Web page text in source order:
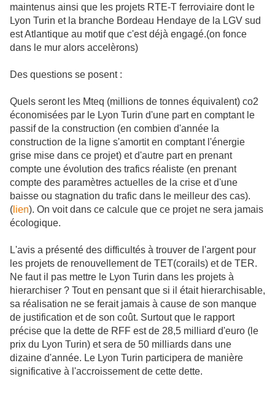
maintenus ainsi que les projets RTE-T ferroviaire dont le
Lyon Turin et la branche Bordeau Hendaye de la LGV sud
est Atlantique au motif que c'est déjà engagé.(on fonce
dans le mur alors accelèrons)
Des questions se posent :
Quels seront les Mteq (millions de tonnes équivalent) co2
économisées par le Lyon Turin d'une part en comptant le
passif de la construction (en combien d'année la
construction de la ligne s'amortit en comptant l'énergie
grise mise dans ce projet) et d'autre part en prenant
compte une évolution des trafics réaliste (en prenant
compte des paramètres actuelles de la crise et d'une
baisse ou stagnation du trafic dans le meilleur des cas).
( lien). On voit dans ce calcule que ce projet ne sera jamais
écologique.
L'avis a présenté des difficultés à trouver de l'argent pour
les projets de renouvellement de TET(corails) et de TER.
Ne faut il pas mettre le Lyon Turin dans les projets à
hierarchiser ? Tout en pensant que si il était hierarchisable,
sa réalisation ne se ferait jamais à cause de son manque
de justification et de son coût. Surtout que le rapport
précise que la dette de RFF est de 28,5 milliard d'euro (le
prix du Lyon Turin) et sera de 50 milliards dans une
dizaine d'année. Le Lyon Turin participera de manière
significative à l'accroissement de cette dette.